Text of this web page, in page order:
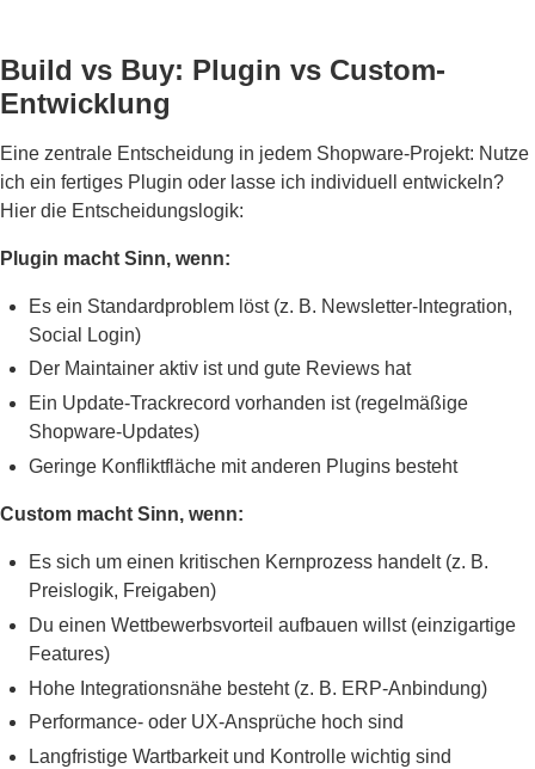
Build vs Buy: Plugin vs Custom-
Entwicklung
Eine zentrale Entscheidung in jedem Shopware-Projekt: Nutze
ich ein fertiges Plugin oder lasse ich individuell entwickeln?
Hier die Entscheidungslogik:
Plugin macht Sinn, wenn:
Es ein Standardproblem löst (z. B. Newsletter-Integration,
Social Login)
Der Maintainer aktiv ist und gute Reviews hat
Ein Update-Trackrecord vorhanden ist (regelmäßige
Shopware-Updates)
Geringe Konfliktfläche mit anderen Plugins besteht
Custom macht Sinn, wenn:
Es sich um einen kritischen Kernprozess handelt (z. B.
Preislogik, Freigaben)
Du einen Wettbewerbsvorteil aufbauen willst (einzigartige
Features)
Hohe Integrationsnähe besteht (z. B. ERP-Anbindung)
Performance- oder UX-Ansprüche hoch sind
Langfristige Wartbarkeit und Kontrolle wichtig sind